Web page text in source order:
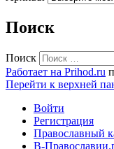
Поиск
Поиск
Работает на Prihod.ru
Перейти к верхней
Войти
Регистрация
Православный
В-